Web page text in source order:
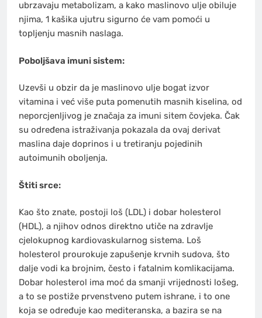
ubrzavaju metabolizam, a kako maslinovo ulje obiluje
njima, 1 kašika ujutru sigurno će vam pomoći u
topljenju masnih naslaga.
Poboljšava imuni sistem:
Uzevši u obzir da je maslinovo ulje bogat izvor
vitamina i već više puta pomenutih masnih kiselina, od
neporcjenljivog je značaja za imuni sitem čovjeka. Čak
su određena istraživanja pokazala da ovaj derivat
maslina daje doprinos i u tretiranju pojedinih
autoimunih oboljenja.
Štiti srce:
Kao što znate, postoji loš (LDL) i dobar holesterol
(HDL), a njihov odnos direktno utiče na zdravlje
cjelokupnog kardiovaskularnog sistema. Loš
holesterol prourokuje zapušenje krvnih sudova, što
dalje vodi ka brojnim, često i fatalnim komlikacijama.
Dobar holesterol ima moć da smanji vrijednosti lošeg,
a to se postiže prvenstveno putem ishrane, i to one
koja se određuje kao mediteranska, a bazira se na